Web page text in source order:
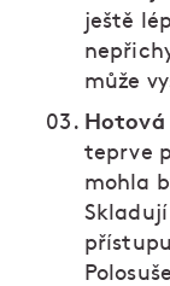
ještě
může
teprve
mohla